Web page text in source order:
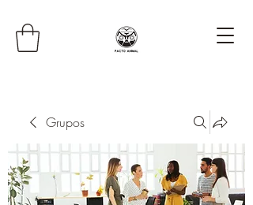
Grupos